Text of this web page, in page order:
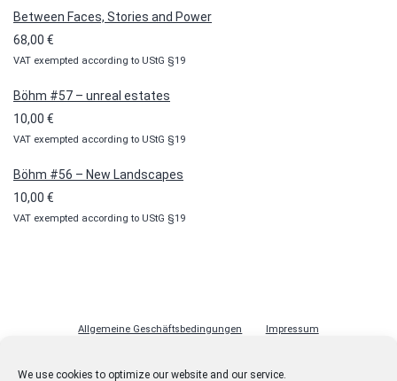
We use cookies to optimize our website and our service.
Between Faces, Stories and Power
68,00 €
VAT exempted according to UStG §19
Böhm #57 – unreal estates
10,00 €
VAT exempted according to UStG §19
Böhm #56 – New Landscapes
10,00 €
VAT exempted according to UStG §19
Allgemeine Geschäftsbedingungen Impressum